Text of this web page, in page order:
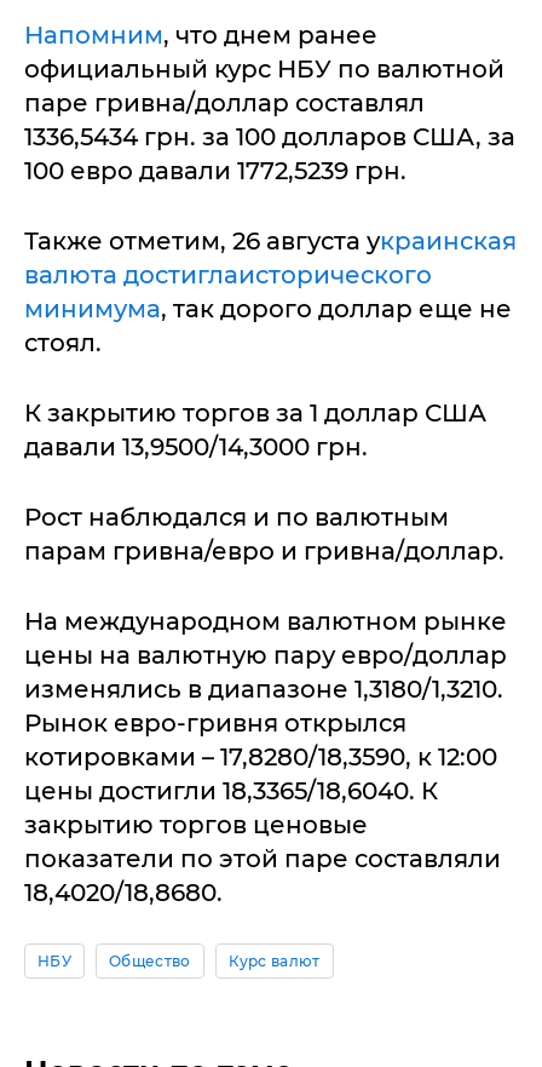
Напомним, что днем ранее
официальный курс НБУ по валютной
паре гривна/доллар составлял
1336,5434 грн. за 100 долларов США, за
100 евро давали 1772,5239 грн.
Также отметим, 26 августа украинская
валюта достиглаисторического
минимума, так дорого доллар еще не
стоял.
К закрытию торгов за 1 доллар США
давали 13,9500/14,3000 грн.
Рост наблюдался и по валютным
парам гривна/евро и гривна/доллар.
На международном валютном рынке
цены на валютную пару евро/доллар
изменялись в диапазоне 1,3180/1,3210.
Рынок евро-гривня открылся
котировками – 17,8280/18,3590, к 12:00
цены достигли 18,3365/18,6040. К
закрытию торгов ценовые
показатели по этой паре составляли
18,4020/18,8680.
НБУ Общество Курс валют